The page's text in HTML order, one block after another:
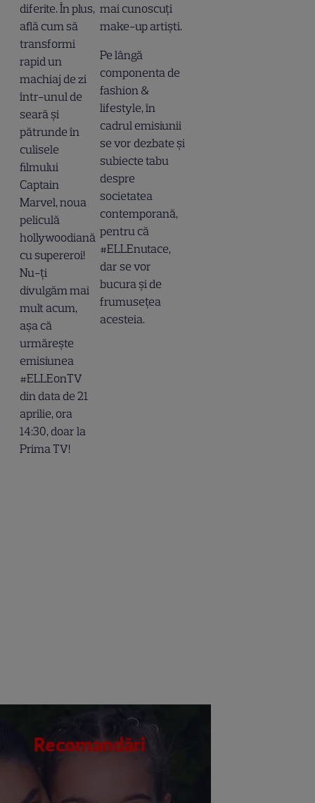
diferite. În plus,
află cum să
transformi
rapid un
machiaj de zi
într-unul de
seară și
pătrunde în
culisele
filmului
Captain
Marvel, noua
peliculă
hollywoodiană
cu supereroi!
Nu-ți
divulgăm mai
mult acum,
așa că
urmărește
emisiunea
#ELLEonTV
din data de 21
aprilie, ora
14:30, doar la
Prima TV!
mai cunoscuți
make-up artiști.
Pe lângă
componenta de
fashion &
lifestyle, în
cadrul emisiunii
se vor dezbate și
subiecte tabu
despre
societatea
contemporană,
pentru că
#ELLEnutace,
dar se vor
bucura și de
frumusețea
acesteia.
Recomandări